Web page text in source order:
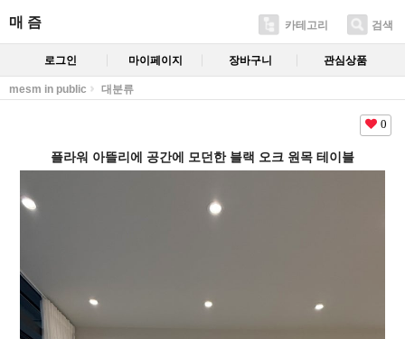
매 즘 카테고리 검색
로그인 마이페이지 장바구니 관심상품
mesm in public 대분류
0
플라워 아뜰리에 공간에 모던한 블랙 오크 원목 테이블